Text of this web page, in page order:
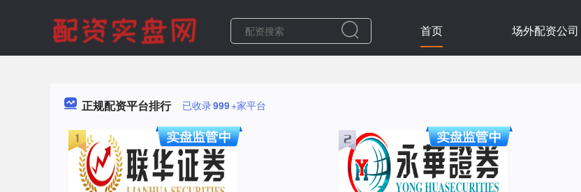
首页 场外配资公司
正规配资平台排行 已收录999+家平台